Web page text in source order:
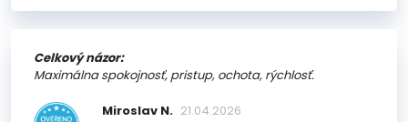
Celkový názor:
Maximálna spokojnosť, pristup, ochota, rýchlosť.
Miroslav N. 21.04.2026